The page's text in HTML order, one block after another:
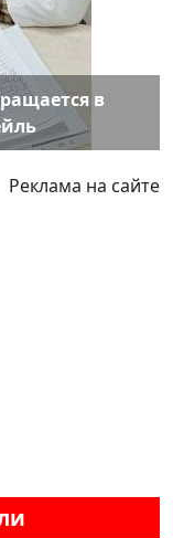
в
Реклама на сайте